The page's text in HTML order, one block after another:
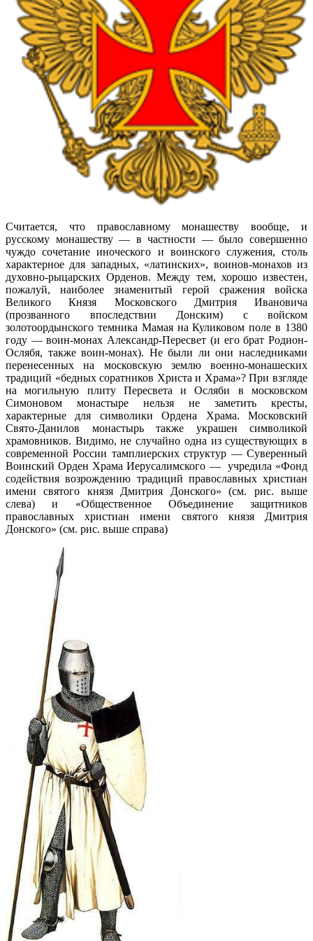
Считается, что православному монашеству вообще, и
русскому монашеству — в частности — было совершенно
чуждо сочетание иноческого и воинского служения, столь
характерное для западных, «латинских», воинов-монахов из
духовно-рыцарских Орденов. Между тем, хорошо известен,
пожалуй, наиболее знаменитый герой сражения войска
Великого Князя Московского Дмитрия Ивановича
(прозванного впоследствии Донским) с войском
золотоордынского темника Мамая на Куликовом поле в 1380
году — воин-монах Александр-Пересвет (и его брат Родион-
Ослябя, также воин-монах). Не были ли они наследниками
перенесенных на московскую землю военно-монашеских
традиций «бедных соратников Христа и Храма»? При взгляде
на могильную плиту Пересвета и Осляби в московском
Симоновом монастыре нельзя не заметить кресты,
характерные для символики Ордена Храма. Московский
Свято-Данилов монастырь также украшен символикой
храмовников. Видимо, не случайно одна из существующих в
современной России тамплиерских структур — Суверенный
Воинский Орден Храма Иерусалимского — учредила «Фонд
содействия возрождению традиций православных христиан
имени святого князя Дмитрия Донского» (см. рис. выше
слева) и «Общественное Объединение защитников
православных христиан имени святого князя Дмитрия
Донского» (см. рис. выше справа)